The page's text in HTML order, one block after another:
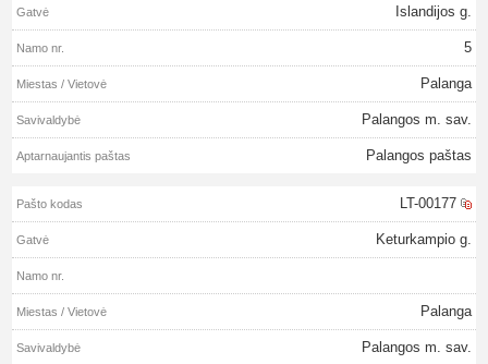
Islandijos g.
5
Palanga
Palangos m. sav.
Palangos paštas
LT-00177
Keturkampio g.
Palanga
Palangos m. sav.